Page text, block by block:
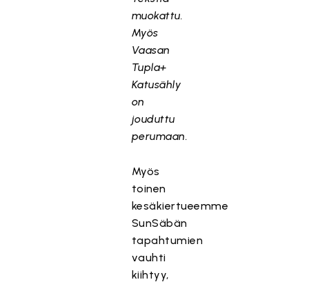
muokattu.
Myös
Vaasan
Tupla+
Katusähly
on
jouduttu
perumaan.
Myös
toinen
kesäkiertueemme
SunSäbän
tapahtumien
vauhti
kiihtyy,